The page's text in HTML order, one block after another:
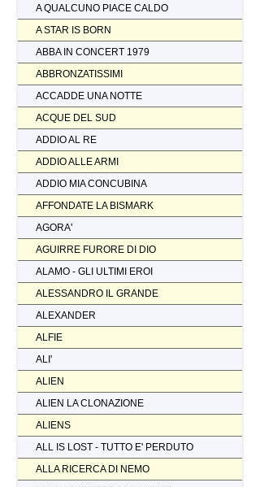
A QUALCUNO PIACE CALDO
A STAR IS BORN
ABBA IN CONCERT 1979
ABBRONZATISSIMI
ACCADDE UNA NOTTE
ACQUE DEL SUD
ADDIO AL RE
ADDIO ALLE ARMI
ADDIO MIA CONCUBINA
AFFONDATE LA BISMARK
AGORA'
AGUIRRE FURORE DI DIO
ALAMO - GLI ULTIMI EROI
ALESSANDRO IL GRANDE
ALEXANDER
ALFIE
ALI'
ALIEN
ALIEN LA CLONAZIONE
ALIENS
ALL IS LOST - TUTTO E' PERDUTO
ALLA RICERCA DI NEMO